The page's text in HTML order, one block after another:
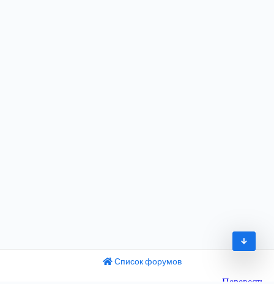
Список форумов